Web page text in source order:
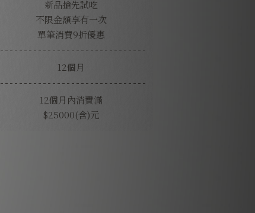
新品搶先試吃
不限金額享有一次
單筆消費9折優惠
12個月
12個月內消費滿
$25000(含)元